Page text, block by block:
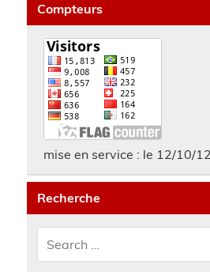
Compteurs
mise en service : le 12/10/12
Recherche